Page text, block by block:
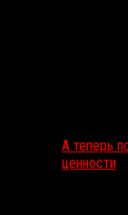
А теперь
ценности